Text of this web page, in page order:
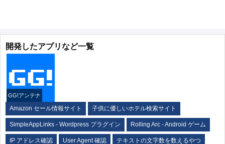
開発したアプリなど一覧
GG!アンテナ
Amazon セール情報サイト 子供に優しいホテル検索サイト
SimpleAppLinks - Wordpress プラグイン Rolling Arc - Android ゲーム
IP アドレス確認 User Agent 確認 テキストの文字数を数えるやつ